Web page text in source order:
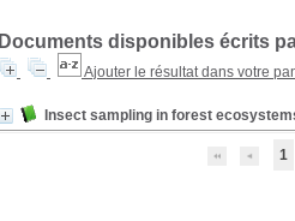
Documents disponibles écrits
Ajouter le résultat dans votre
Insect sampling in forest
1